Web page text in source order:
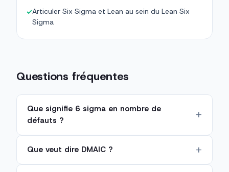
✓Articuler Six Sigma et Lean au sein du Lean Six
Sigma
Questions fréquentes
Que signifie 6 sigma en nombre de
défauts ?
Que veut dire DMAIC ?